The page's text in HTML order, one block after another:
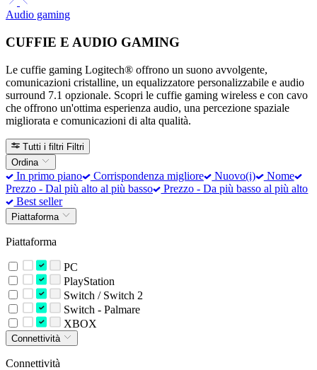
Audio gaming
CUFFIE E AUDIO GAMING
Le cuffie gaming Logitech® offrono un suono avvolgente,
comunicazioni cristalline, un equalizzatore personalizzabile e audio
surround 7.1 opzionale. Scopri le cuffie gaming wireless e con cavo
che offrono un'ottima esperienza audio, una percezione spaziale
migliorata e comunicazioni di alta qualità.
Tutti i filtri Filtri
Ordina
In primo piano Corrispondenza migliore Nuovo(i)
Nome
Prezzo - Dal più alto al più basso
Prezzo - Da più basso al più alto
Best seller
Piattaforma
Piattaforma
PC
PlayStation
Switch / Switch 2
Switch - Palmare
XBOX
Connettività
Connettività